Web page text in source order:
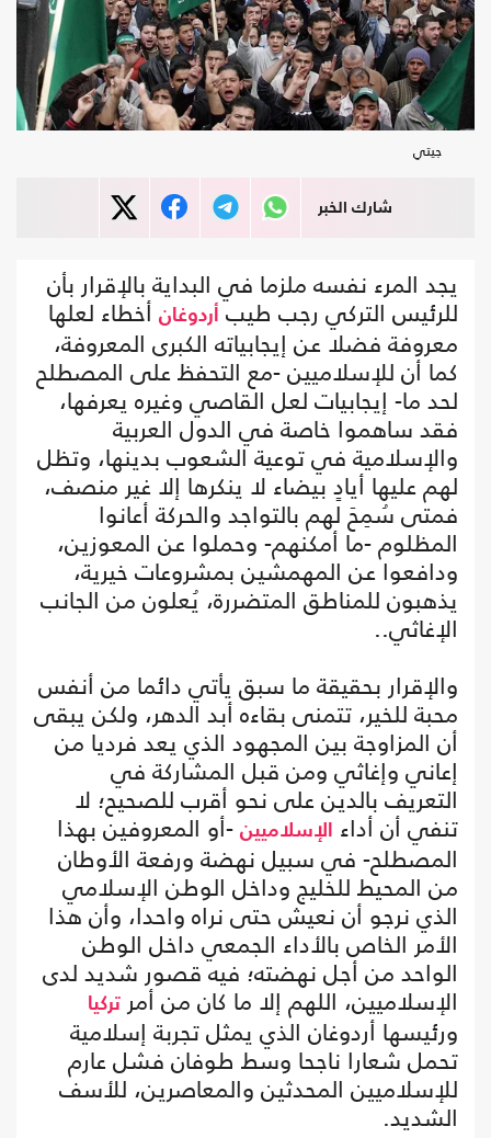
جيتي
شارك الخبر
يجد المرء نفسه ملزما في البداية بالإقرار بأن
للرئيس التركي رجب طيب أردوغان أخطاء لعلها
معروفة فضلا عن إيجابياته الكبرى المعروفة،
كما أن للإسلاميين -مع التحفظ على المصطلح
لحد ما- إيجابيات لعل القاصي وغيره يعرفها،
فقد ساهموا خاصة في الدول العربية
والإسلامية في توعية الشعوب بدينها، وتظل
لهم عليها أيادٍ بيضاء لا ينكرها إلا غير منصف،
فمتى سُمِحَ لهم بالتواجد والحركة أعانوا
المظلوم -ما أمكنهم- وحملوا عن المعوزين،
ودافعوا عن المهمشين بمشروعات خيرية،
يذهبون للمناطق المتضررة، يُعلون من الجانب
الإغاثي..
والإقرار بحقيقة ما سبق يأتي دائما من أنفس
محبة للخير، تتمنى بقاءه أبد الدهر، ولكن يبقى
أن المزاوجة بين المجهود الذي يعد فرديا من
إعاني وإغاثي ومن قبل المشاركة في
التعريف بالدين على نحو أقرب للصحيح؛ لا
تنفي أن أداء الإسلاميين -أو المعروفين بهذا
المصطلح- في سبيل نهضة ورفعة الأوطان
من المحيط للخليج وداخل الوطن الإسلامي
الذي نرجو أن نعيش حتى نراه واحدا، وأن هذا
الأمر الخاص بالأداء الجمعي داخل الوطن
الواحد من أجل نهضته؛ فيه قصور شديد لدى
الإسلاميين، اللهم إلا ما كان من أمر تركيا
ورئيسها أردوغان الذي يمثل تجربة إسلامية
تحمل شعارا ناجحا وسط طوفان فشل عارم
للإسلاميين المحدثين والمعاصرين، للأسف
الشديد.